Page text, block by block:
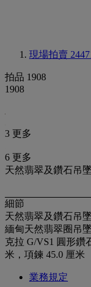
現場拍賣
拍品 1908
1908
3 更多
6 更多
天然翡翠及鑽石吊
細節
天然翡翠及鑽石吊
緬甸天然翡翠圈吊
克拉 G/VS1 圓形鑽
米，項鍊 45.0 厘米
業務規定